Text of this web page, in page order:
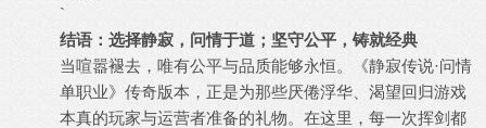
`
结语：选择静寂，问情于道；坚守公平，铸就经典
当喧嚣褪去，唯有公平与品质能够永恒。《静寂传说·问情
单职业》传奇版本，正是为那些厌倦浮华、渴望回归游戏
本真的玩家与运营者准备的礼物。在这里，每一次挥剑都